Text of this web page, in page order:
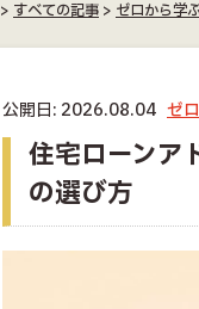
> すべての記事 > ゼロから学
公開日: 2026.08.04 ゼ
住宅ローンア
の選び方